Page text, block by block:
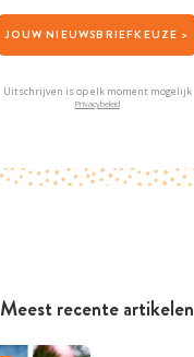
Meest recente artikelen
JOUW NIEUWSBRIEFKEUZE >
Uitschrijven is op elk moment mogelijk
Privacybeleid